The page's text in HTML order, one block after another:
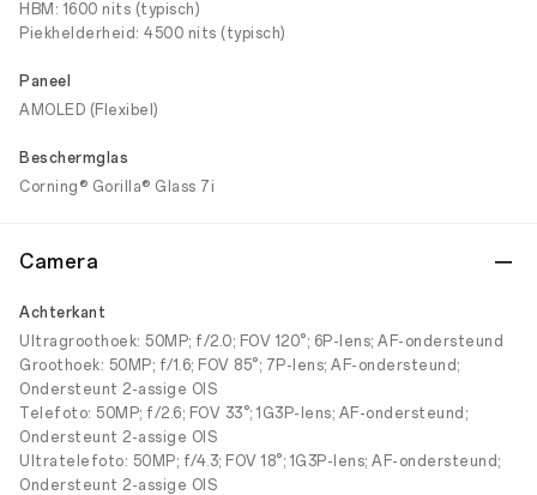
HBM: 1600 nits (typisch)
Piekhelderheid: 4500 nits (typisch)
Paneel
AMOLED (Flexibel)
Beschermglas
Corning® Gorilla® Glass 7i
Camera
Achterkant
Ultragroothoek: 50MP; f/2.0; FOV 120°; 6P-lens; AF-ondersteund
Groothoek: 50MP; f/1.6; FOV 85°; 7P-lens; AF-ondersteund;
Ondersteunt 2-assige OIS
Telefoto: 50MP; f/2.6; FOV 33°; 1G3P-lens; AF-ondersteund;
Ondersteunt 2-assige OIS
Ultratelefoto: 50MP; f/4.3; FOV 18°; 1G3P-lens; AF-ondersteund;
Ondersteunt 2-assige OIS